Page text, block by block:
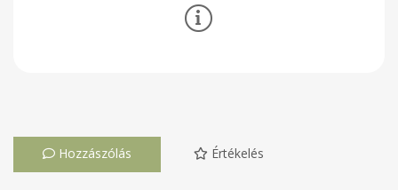
Hozzászólás Értékelés